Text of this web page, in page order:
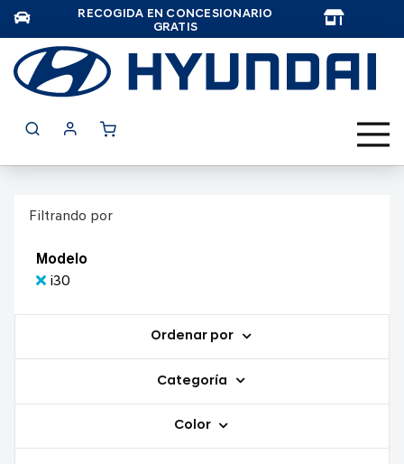
RECOGIDA EN CONCESIONARIO
GRATIS
Filtrando por
Modelo
i30
Ordenar por
Categoría
Color